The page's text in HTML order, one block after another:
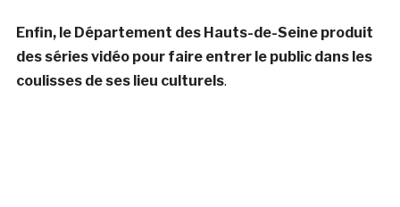
Enfin, le Département des Hauts-de-Seine produit
des séries vidéo pour faire entrer le public dans les
coulisses de ses lieu culturels.